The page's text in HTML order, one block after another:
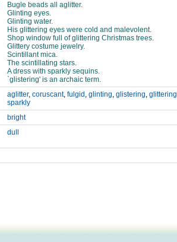
Bugle beads all aglitter.
Glinting eyes.
Glinting water.
His glittering eyes were cold and malevolent.
Shop window full of glittering Christmas trees.
Glittery costume jewelry.
Scintillant mica.
The scintillating stars.
A dress with sparkly sequins.
`glistering' is an archaic term.
aglitter, coruscant, fulgid , glinting, glistering, glittering
sparkly
bright
dull